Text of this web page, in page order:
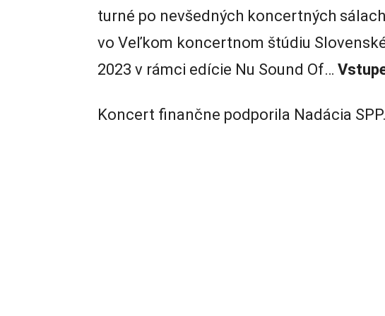
turné po nevšedných koncertných
vo Veľkom koncertnom štúdiu
2023 v rámci edície Nu Sound Of…
Koncert finančne podporila Nadácia SPP.